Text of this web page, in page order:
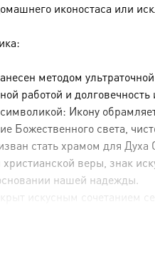
иконостаса или
методом
работой и
Икону
Божественного света,
стать храмом для Духа
веры, знак
нашей надежды.
искусным сочетанием